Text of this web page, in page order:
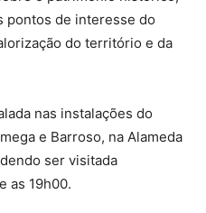
pontos de interesse do
do território e da
nas instalações do
e Barroso, na Alameda
ser visitada
as 19h00.